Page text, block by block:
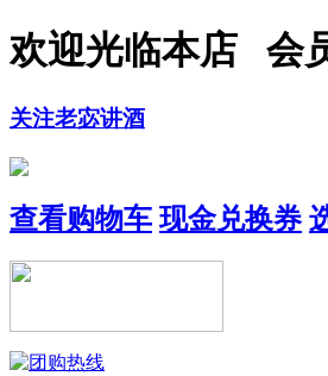
欢迎光临本店 会
关注老宓讲酒
查看购物车 现金兑换券